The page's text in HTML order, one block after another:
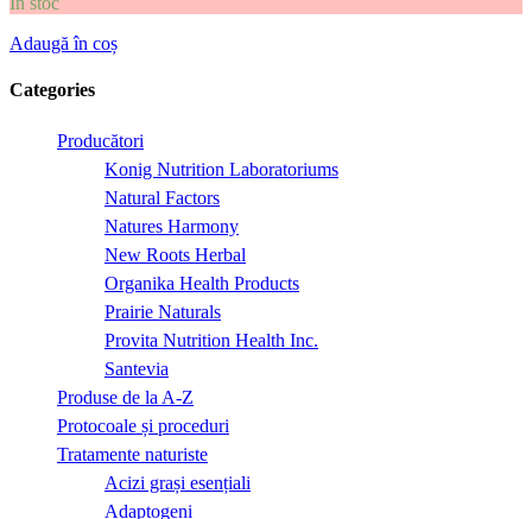
Adaugă în coș
Categories
Producători
Konig Nutrition Laboratoriums
Natural Factors
Natures Harmony
New Roots Herbal
Organika Health Products
Prairie Naturals
Provita Nutrition Health Inc.
Santevia
Produse de la A-Z
Protocoale și proceduri
Tratamente naturiste
Acizi grași esențiali
Adaptogeni